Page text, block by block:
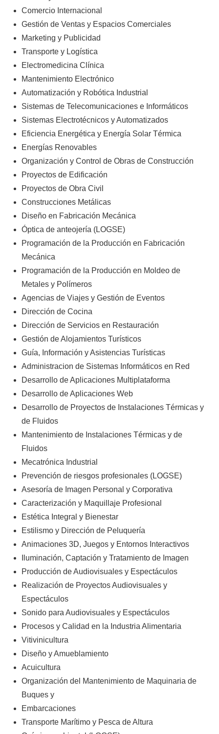
Comercio Internacional
Gestión de Ventas y Espacios Comerciales
Marketing y Publicidad
Transporte y Logística
Electromedicina Clínica
Mantenimiento Electrónico
Automatización y Robótica Industrial
Sistemas de Telecomunicaciones e Informáticos
Sistemas Electrotécnicos y Automatizados
Eficiencia Energética y Energía Solar Térmica
Energías Renovables
Organización y Control de Obras de Construcción
Proyectos de Edificación
Proyectos de Obra Civil
Construcciones Metálicas
Diseño en Fabricación Mecánica
Óptica de anteojería (LOGSE)
Programación de la Producción en Fabricación
Mecánica
Programación de la Producción en Moldeo de
Metales y Polímeros
Agencias de Viajes y Gestión de Eventos
Dirección de Cocina
Dirección de Servicios en Restauración
Gestión de Alojamientos Turísticos
Guía, Información y Asistencias Turísticas
Administracion de Sistemas Informáticos en Red
Desarrollo de Aplicaciones Multiplataforma
Desarrollo de Aplicaciones Web
Desarrollo de Proyectos de Instalaciones Térmicas y
de Fluidos
Mantenimiento de Instalaciones Térmicas y de
Fluidos
Mecatrónica Industrial
Prevención de riesgos profesionales (LOGSE)
Asesoría de Imagen Personal y Corporativa
Caracterización y Maquillaje Profesional
Estética Integral y Bienestar
Estilismo y Dirección de Peluquería
Animaciones 3D, Juegos y Entornos Interactivos
Iluminación, Captación y Tratamiento de Imagen
Producción de Audiovisuales y Espectáculos
Realización de Proyectos Audiovisuales y
Espectáculos
Sonido para Audiovisuales y Espectáculos
Procesos y Calidad en la Industria Alimentaria
Vitivinicultura
Diseño y Amueblamiento
Acuicultura
Organización del Mantenimiento de Maquinaria de
Buques y
Embarcaciones
Transporte Marítimo y Pesca de Altura